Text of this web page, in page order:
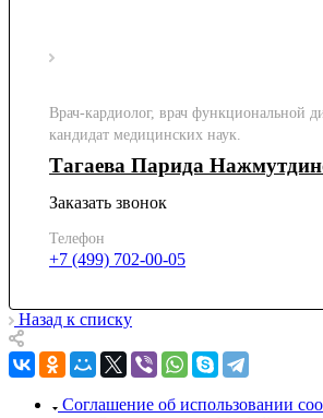
Врач-кардиолог, врач функциональной
кандидат медицинских наук.
Тагаева Парида
Заказать звонок
Телефон
+7 (499) 702-00-05
Назад к списку
Соглашение об использовании